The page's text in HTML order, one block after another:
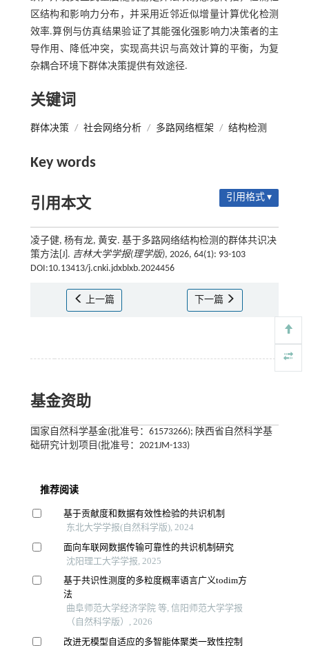
区结构和影响力分布，并采用近邻近似增量计算优化检测
效率.算例与仿真结果验证了其能强化强影响力决策者的主
导作用、降低冲突，实现高共识与高效计算的平衡，为复
杂耦合环境下群体决策提供有效途径.
关键词
群体决策 / 社会网络分析 / 多路网络框架 / 结构检测
Key words
引用本文 引用格式 ▾
凌子健, 杨有龙, 黄安. 基于多路网络结构检测的群体共识决
策方法[J]. 吉林大学学报(理学版), 2026, 64(1): 93-103
DOI:10.13413/j.cnki.jdxblxb.2024456
上一篇 下一篇
基金资助
国家自然科学基金(批准号：61573266); 陕西省自然科学基
础研究计划项目(批准号：2021JM-133)